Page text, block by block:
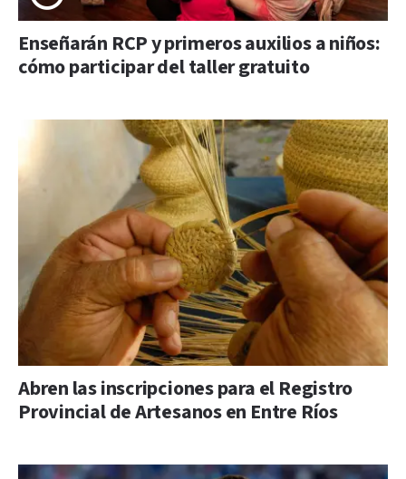
Enseñarán RCP y primeros auxilios a niños:
cómo participar del taller gratuito
Abren las inscripciones para el Registro
Provincial de Artesanos en Entre Ríos